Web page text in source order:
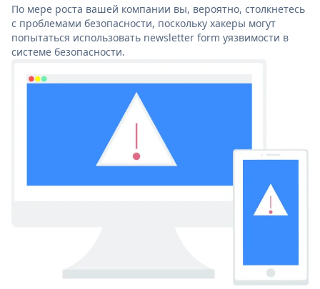
По мере роста вашей компании вы, вероятно, столкнетесь
с проблемами безопасности, поскольку хакеры могут
попытаться использовать newsletter form уязвимости в
системе безопасности.